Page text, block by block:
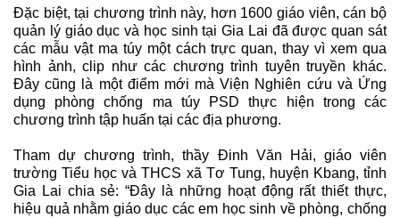
Đặc biệt, tại chương trình này, hơn 1600 giáo viên, cán bộ
quản lý giáo dục và học sinh tại Gia Lai đã được quan sát
các mẫu vật ma túy một cách trực quan, thay vì xem qua
hình ảnh, clip như các chương trình tuyên truyền khác.
Đây cũng là một điểm mới mà Viện Nghiên cứu và Ứng
dụng phòng chống ma túy PSD thực hiện trong các
chương trình tập huấn tại các địa phương.
Tham dự chương trình, thầy Đinh Văn Hải, giáo viên
trường Tiểu học và THCS xã Tơ Tung, huyện Kbang, tỉnh
Gia Lai chia sẻ: “Đây là những hoạt động rất thiết thực,
hiệu quả nhằm giáo dục các em học sinh về phòng, chống